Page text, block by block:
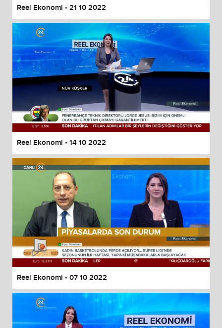
Reel Ekonomi - 21 10 2022
Reel Ekonomi - 14 10 2022
Reel Ekonomi - 07 10 2022